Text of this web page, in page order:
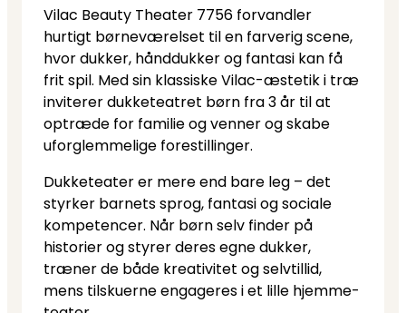
Vilac Beauty Theater 7756 forvandler
hurtigt børneværelset til en farverig scene,
hvor dukker, hånddukker og fantasi kan få
frit spil. Med sin klassiske Vilac-æstetik i træ
inviterer dukketeatret børn fra 3 år til at
optræde for familie og venner og skabe
uforglemmelige forestillinger.
Dukketeater er mere end bare leg – det
styrker barnets sprog, fantasi og sociale
kompetencer. Når børn selv finder på
historier og styrer deres egne dukker,
træner de både kreativitet og selvtillid,
mens tilskuerne engageres i et lille hjemme­-